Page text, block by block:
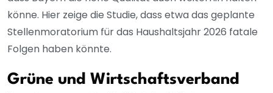
könne. Hier zeige die Studie, dass etwa das geplante
Stellenmoratorium für das Haushaltsjahr 2026 fatale
Folgen haben könnte.
Grüne und Wirtschaftsverband